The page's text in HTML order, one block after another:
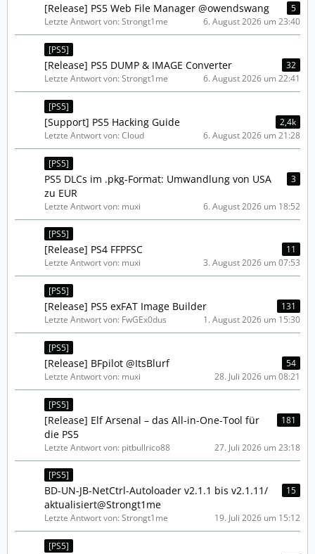
[Release] PS5 Web File Manager @owendswang
5
Letzte Antwort von: Strongt1me
6. August 2026 um 23:40
[PS5]
[Release] PS5 DUMP & IMAGE Converter
32
Letzte Antwort von: Strongt1me
6. August 2026 um 22:41
[PS5]
[Support] PS5 Hacking Guide
2,4k
Letzte Antwort von: Cloud
6. August 2026 um 21:28
[PS5]
PS5 DLCs im .pkg-Format: Umwandlung von USA
zu EUR
3
Letzte Antwort von: muxi 6. August 2026 um 18:52
[PS5]
[Release] PS4 FFPFSC
11
Letzte Antwort von: muxi
3. August 2026 um 07:53
[PS5]
[Release] PS5 exFAT Image Builder
131
Letzte Antwort von: FwGEx0dus
1. August 2026 um 15:30
[PS5]
[Release] BFpilot @ItsBlurf
54
Letzte Antwort von: muxi
28. Juli 2026 um 08:21
[PS5]
[Release] Elf Arsenal – das All-in-One-Tool für
die PS5
181
Letzte Antwort von: pitbullrico88 27. Juli 2026 um 23:18
[PS5]
BD-UN-JB-NetCtrl-Autoloader v2.1.1 bis v2.1.11/
aktualisiert@Strongt1me
15
Letzte Antwort von: Strongt1me 19. Juli 2026 um 15:12
[PS5]